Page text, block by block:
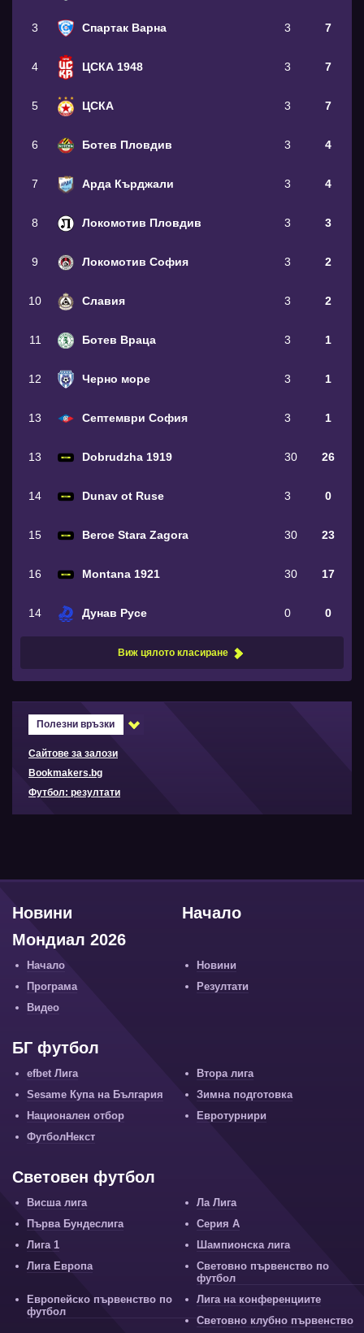
3 Спартак Варна 3 7
4 ЦСКА 1948 3 7
5 ЦСКА 3 7
6 Ботев Пловдив 3 4
7 Арда Кърджали 3 4
8 Локомотив Пловдив 3 3
9 Локомотив София 3 2
10 Славия 3 2
11 Ботев Враца 3 1
12 Черно море 3 1
13 Септември София 3 1
13 Dobrudzha 1919 30 26
14 Dunav ot Ruse 3 0
15 Beroe Stara Zagora 30 23
16 Montana 1921 30 17
14 Дунав Русе 0 0
Виж цялото класиране
Полезни връзки
Сайтове за залози
Bookmakers.bg
Футбол: резултати
Начало
Новини
Мондиал 2026
Начало
Новини
Програма
Резултати
Видео
БГ футбол
efbet Лига
Втора лига
Sesame Купа на България
Зимна подготовка
Национален отбор
Евротурнири
ФутболНекст
Световен футбол
Висша лига
Ла Лига
Първа Бундеслига
Серия А
Лига 1
Шампионска лига
Лига Европа
Световно първенство по
футбол
Европейско първенство по
футбол
Лига на конференциите
Световно клубно първенство